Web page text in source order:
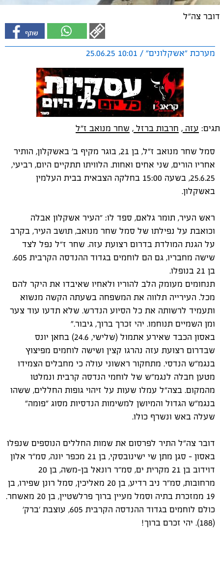
דובר צה"ל
מערכת "אשקלונים" / 10:01 25.06.25
תגים: עזה , חרבות ברזל , שחר מנואב ז"ל
סמל שחר מנואב ז"ל, בן 21, בוגר מקיף ב׳ באשקלון, הותיר
אחריו הורים, שני אחים ואחות. הלוויתו תתקיים היום, רביעי,
25.6.25, בשעה 15:00 בחלקה הצבאית בבית העלמין
באשקלון.
ראש העיר, תומר גלאם, ספד לו: ״העיר אשקלון אבלה
וכואבת על נפילתו של סמל שחר מנואב, תושב העיר, בקרב
על הגנת המולדת בדרום רצועת עזה. שחר ז״ל נפל לצד
שישה מחבריו, גם הם לוחמים
בגדוד ההנדסה הקרבית 605.
בן 21 בנופלו.
תנחומים מעומק הלב להוריו ולאחיו שאיבדו את היקר להם
מכל. העירייה תלווה את המשפחה בשעתה הקשה מנשוא
ותעמיד לרשותה את כל הסיוע הנדרש. שלא תדעו עוד צער
ומן השמיים תנוחמו. יהי זכרך ברוך, גיבור."
באסון הכבד שאירע אתמול (שלישי, 24.6) בחאן יונס
שבדרום רצועת עזה נהרגו קצין ושישה לוחמים מפיצוץ
בנגמ"ש הנדסי. מתחקור ראשוני עולה כי מחבלים הצמידו
מטען חבלה לנגמ"ש של לוחמי הנדסה קרבית ונמלטו
מהמקום. בצה"ל עמלו שעות על זיהוי גופות החללים, ששהו
בנגמ"ש הגדול והמיושן למשימות הנדסיות מסוג "פומה"
שעלה באש ונשרף כולו.
דובר צה"ל התיר לפרסום את שמות החללים הנוספים שנפלו
באסון - סגן מתן שי ישינובסקי, בן 21 מכפר יונה, סמ"ר אלון
דוידוב בן 21 מקרית ים, סמ״ר רונאל בן-משה, בן 20
מרחובות, סמ״ר ניב רדיע, בן 20 מאליכין, סמל רונן שפירו, בן
19 ממזכרת בתיה וסמל מעיין ברוך פרלשטיין, בן 20 מאשחר.
כולם לוחמים בגדוד ההנדסה הקרבית 605, עוצבת 'ברק'
(188). יהי זכרם ברוך!